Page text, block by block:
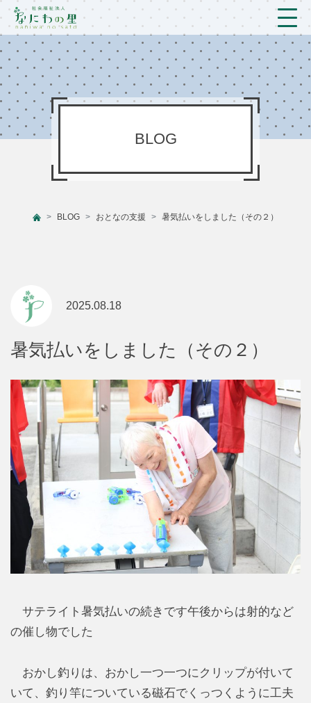
トップ
法人概要/アクセス
こども/相談支援
新着情報
BLOG
BLOG おとなの支援 暑気払いをしました（その２）
2025.08.18
暑気払いをしました（その２）
サテライト暑気払いの続きです午後からは射的など
の催し物でした
おかし釣りは、おかし一つ一つにクリップが付いて
いて、釣り竿についている磁石でくっつくように工夫